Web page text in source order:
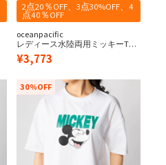
2点20％OFF、3点30%OFF、4
点40％OFF
oceanpacific
レディース水陸両用ミッキーTシ
ャツ
¥3,773
30%OFF